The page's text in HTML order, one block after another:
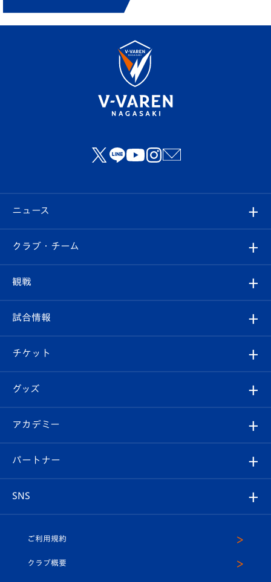
ニュース
すべて
クラブ
試合情報
チケット
イベント
メディア
ホームタウン
クラブ・チーム
クラブ概要
エンブレム紹介
スタッフプロフィール
マスコット紹介
観戦
観戦ルール
はじめての観戦ガイド
Revive Team
ヴィヴィくんの長崎おもてなしガイド
試合情報
試合日程/結果
フォトギャラリー
スタジアムグルメ
チケット
チケット
V-LOVERS（ファンクラブ）
プレイヤーズスイート
グッズ
オンラインショップ
店舗情報
アカデミー
育成からのお知らせ
U-18
パートナー
SNS
ヴィヴィくんインスタグラム
ご利用規約
クラブ概要